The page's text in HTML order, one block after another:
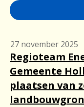
27 november 2025
Regioteam
Gemeente
plaatsen van